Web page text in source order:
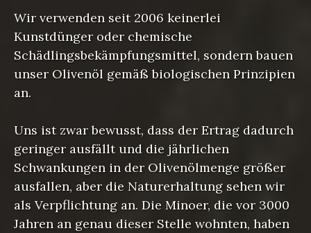
Wir verwenden seit 2006 keinerlei
Kunstdünger oder chemische
Schädlingsbekämpfungsmittel, sondern bauen
unser Olivenöl gemäß biologischen Prinzipien
an.
Uns ist zwar bewusst, dass der Ertrag dadurch
geringer ausfällt und die jährlichen
Schwankungen in der Olivenölmenge größer
ausfallen, aber die Naturerhaltung sehen wir
als Verpflichtung an. Die Minoer, die vor 3000
Jahren an genau dieser Stelle wohnten, haben